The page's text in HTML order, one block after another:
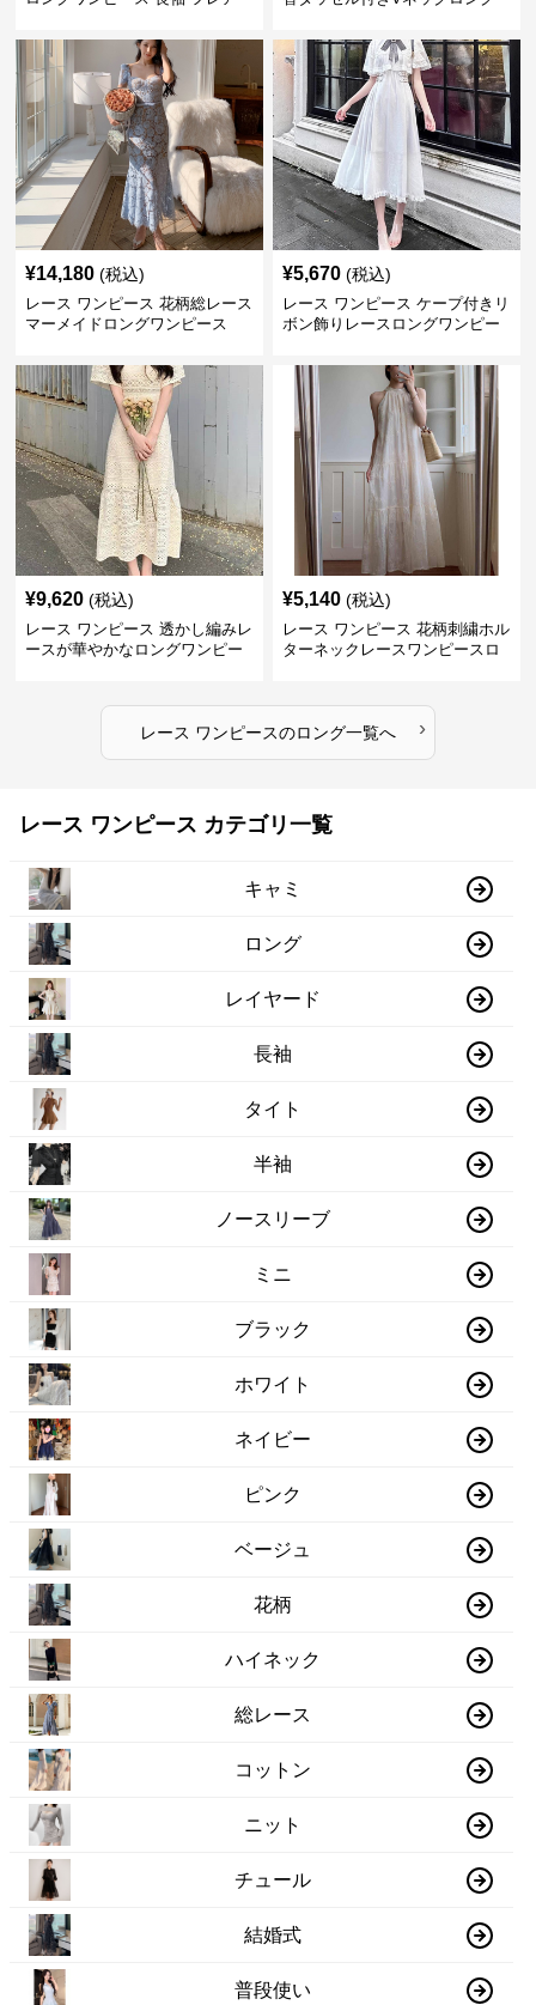
¥14,180 (税込)
レース ワンピース 花柄総レース
マーメイドロングワンピース
¥5,670 (税込)
レース ワンピース ケープ付きリ
ボン飾りレースロングワンピー
¥9,620 (税込)
レース ワンピース 透かし編みレ
ースが華やかなロングワンピー
¥5,140 (税込)
レース ワンピース 花柄刺繍ホル
ターネックレースワンピースロ
レース ワンピースのロング一覧へ ›
レース ワンピース カテゴリ一覧
キャミ
ロング
レイヤード
長袖
タイト
半袖
ノースリーブ
ミニ
ブラック
ホワイト
ネイビー
ピンク
ベージュ
花柄
ハイネック
総レース
コットン
ニット
チュール
結婚式
普段使い